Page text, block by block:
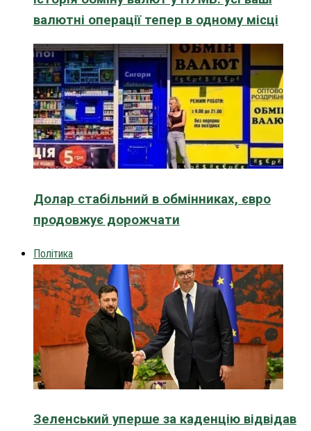
валютні операції тепер в одному місці
Долар стабільний в обмінниках, євро
продовжує дорожчати
Політика
Зеленський уперше за каденцію відвідав